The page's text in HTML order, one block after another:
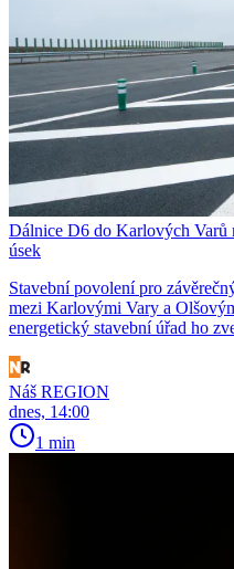
Dálnice D6 do Karlových Varů
úsek
Stavební povolení pro
mezi Karlovými Vary a
energetický stavební úřad ho
Náš REGION
dnes, 14:00
1 min